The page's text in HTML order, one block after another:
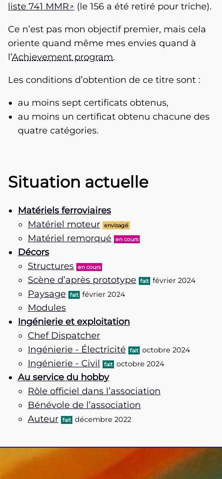
liste 741 MMR
(le 156 a été retiré pour triche).
Ce n’est pas mon objectif premier, mais cela
oriente quand même mes envies quand à
l’Achievement program.
Les conditions d’obtention de ce titre sont :
au moins sept certificats obtenus,
au moins un certificat obtenu chacune des
quatre catégories.
Situation actuelle
Matériels ferroviaires
Matériel moteur envisagé
Matériel remorqué en cours
Décors
Structures en cours
Scène d’après prototype fait février 2024
Paysage fait février 2024
Modules
Ingénierie et exploitation
Chef Dispatcher
Ingénierie - Électricité
fait octobre 2024
Ingénierie - Civil fait octobre 2024
Au service du hobby
Rôle officiel dans l’association
Bénévole de l’association
Auteur fait décembre 2022